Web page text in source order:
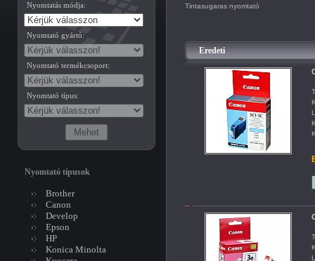
Nyomtatás módja:
Nyomtató gyártó:
Nyomtató termékcsoport:
Nyomtató típus:
Nyomtató típusok
Brother
Canon
Develop
Epson
HP
Konica Minolta
Tintasugaras nyomtató
Eredeti